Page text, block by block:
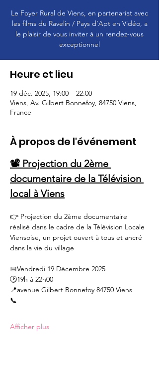
Le Foyer Rural de Viens, en partenariat avec
les films du Ravelin / Pays d’Apt en Vidéo, a
le plaisir de vous inviter à un rendez-vous
exceptionnel
Heure et lieu
19 déc. 2025, 19:00 – 22:00
Viens, Av. Gilbert Bonnefoy, 84750 Viens,
France
À propos de l'événement
📽 Projection du 2ème
documentaire de la Télévision
local à Viens
👉 Projection du 2ème documentaire
réalisé dans le cadre de la Télévision Locale
Viensoise, un projet ouvert à tous et ancré
dans la vie du village
📅Vendredi 19 Décembre 2025
🕑19h à 22h00
📍avenue Gilbert Bonnefoy 84750 Viens
📞
Afficher plus